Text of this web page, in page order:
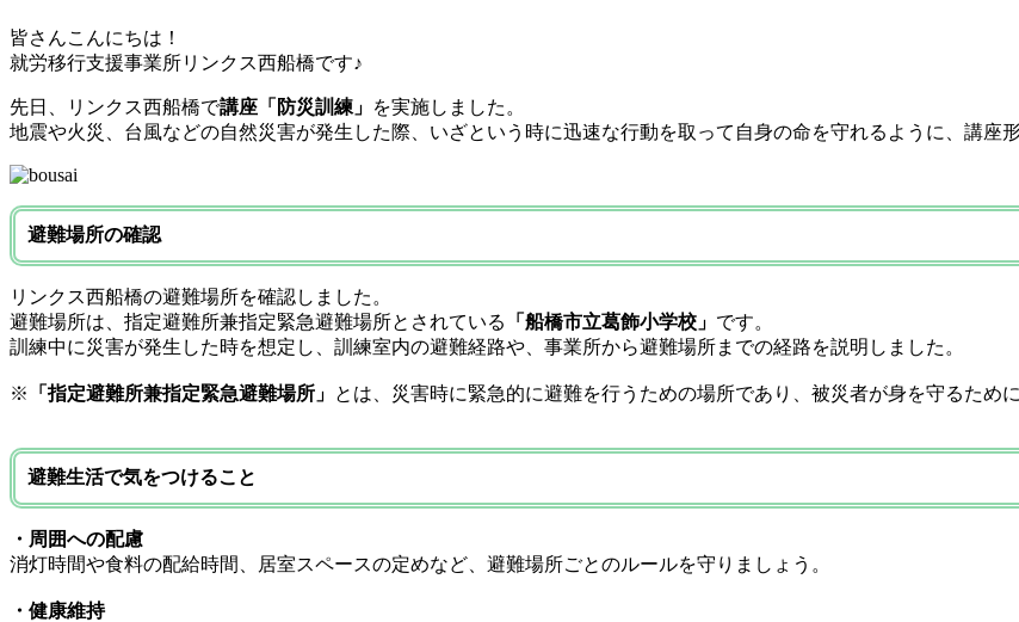
皆さんこんにちは！
就労移行支援事業所リンクス西船橋です♪
先日、リンクス西船橋で講座「防災訓練」 を実施しました。
地震や火災、台風などの自然災害が発生した際、いざという時に迅速な行動を取って自身の命を守れるように、講座
避難場所の確認
リンクス西船橋の避難場所を確認しました。
避難場所は、指定避難所兼指定緊急避難場所とされている
「船橋市立葛飾小学校」 です。
訓練中に災害が発生した時を想定し、訓練室内の避難経路や、事業所から避難場所までの経路を説明しました。
※ 「指定避難所兼指定緊急避難場所」 とは、災害時に緊急的に避難を行うための場所であり、被災者が身を守るため
避難生活で気をつけること
・周囲への配慮
消灯時間や食料の配給時間、居室スペースの定めなど、避難場所ごとのルールを守りましょう。
・健康維持